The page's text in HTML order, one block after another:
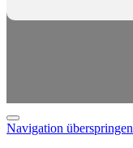
Navigation überspringen